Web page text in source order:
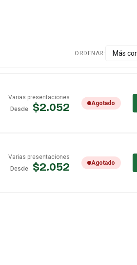
ORDENAR:
Varias presentaciones
Desde
$2.052 Agotado
Varias presentaciones
Desde
$2.052 Agotado